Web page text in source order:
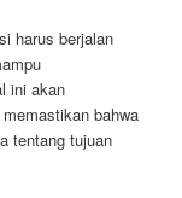
harus berjalan
ini akan
bahwa
tentang tujuan